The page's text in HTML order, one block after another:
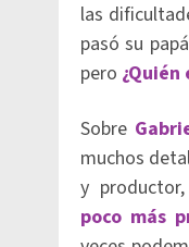
las
pasó su
pero ¿Quién
Sobre
muchos
y productor,
poco más